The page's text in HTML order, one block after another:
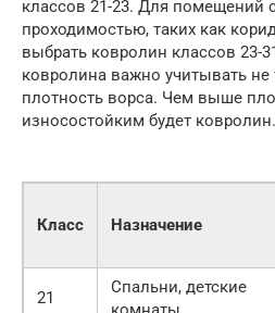
классов 21-23. Для помещений
проходимостью, таких как
выбрать ковролин классов 23-
ковролина важно учитывать не
плотность ворса. Чем выше
износостойким будет ковролин.
Класс Назначение
21
Спальни, детские